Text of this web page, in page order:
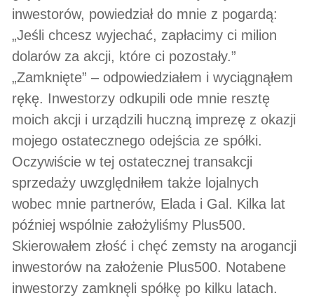
inwestorów, powiedział do mnie z pogardą:
„Jeśli chcesz wyjechać, zapłacimy ci milion
dolarów za akcji, które ci pozostały.”
„Zamknięte” – odpowiedziałem i wyciągnąłem
rękę. Inwestorzy odkupili ode mnie resztę
moich akcji i urządzili huczną imprezę z okazji
mojego ostatecznego odejścia ze spółki.
Oczywiście w tej ostatecznej transakcji
sprzedaży uwzględniłem także lojalnych
wobec mnie partnerów, Elada i Gal. Kilka lat
później wspólnie założyliśmy Plus500.
Skierowałem złość i chęć zemsty na arogancji
inwestorów na założenie Plus500. Notabene
inwestorzy zamknęli spółkę po kilku latach.